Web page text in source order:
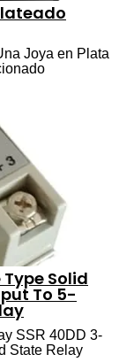
Joya en Plata
Solid
To 5-
SSR 40DD 3-
State Relay